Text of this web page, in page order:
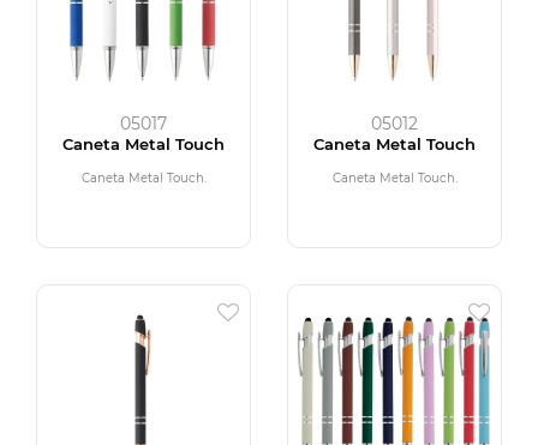
05017
Caneta Metal Touch
Caneta Metal Touch.
05012
Caneta Metal Touch
Caneta Metal Touch.